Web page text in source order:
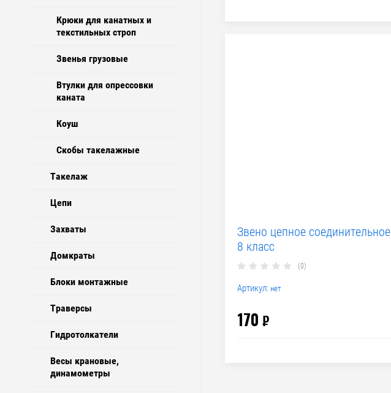
Крюки для канатных и
текстильных строп
Звенья грузовые
Втулки для опрессовки
каната
Коуш
Скобы такелажные
Такелаж
Цепи
Захваты
Домкраты
Блоки монтажные
Траверсы
Гидротолкатели
Весы крановые,
динамометры
Звено цепное соединительное
8 класс
(0)
Артикул: нет
170 ₽